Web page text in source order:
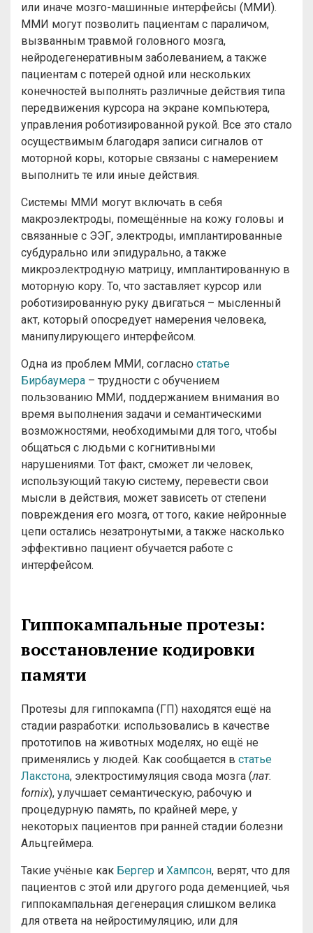
или иначе мозго-машинные интерфейсы (ММИ).
ММИ могут позволить пациентам с параличом,
вызванным травмой головного мозга,
нейродегенеративным заболеванием, а также
пациентам с потерей одной или нескольких
конечностей выполнять различные действия типа
передвижения курсора на экране компьютера,
управления роботизированной рукой. Все это стало
осуществимым благодаря записи сигналов от
моторной коры, которые связаны с намерением
выполнить те или иные действия.
Системы ММИ могут включать в себя
макроэлектроды, помещённые на кожу головы и
связанные с ЭЭГ, электроды, имплантированные
субдурально или эпидурально, а также
микроэлектродную матрицу, имплантированную в
моторную кору. То, что заставляет курсор или
роботизированную руку двигаться – мысленный
акт, который опосредует намерения человека,
манипулирующего интерфейсом.
Одна из проблем ММИ, согласно статье
Бирбаумера – трудности с обучением
пользованию ММИ, поддержанием внимания во
время выполнения задачи и семантическими
возможностями, необходимыми для того, чтобы
общаться с людьми с когнитивными
нарушениями. Тот факт, сможет ли человек,
использующий такую систему, перевести свои
мысли в действия, может зависеть от степени
повреждения его мозга, от того, какие нейронные
цепи остались незатронутыми, а также насколько
эффективно пациент обучается работе с
интерфейсом.
Гиппокампальные протезы:
восстановление кодировки
памяти
Протезы для гиппокампа (ГП) находятся ещё на
стадии разработки: использовались в качестве
прототипов на животных моделях, но ещё не
применялись у людей. Как сообщается в статье
Лакстона, электростимуляция свода мозга (лат.
fornix), улучшает семантическую, рабочую и
процедурную память, по крайней мере, у
некоторых пациентов при ранней стадии болезни
Альцгеймера.
Такие учёные как Бергер и Хампсон, верят, что для
пациентов с этой или другого рода деменцией, чья
гиппокампальная дегенерация слишком велика
для ответа на нейростимуляцию, или для